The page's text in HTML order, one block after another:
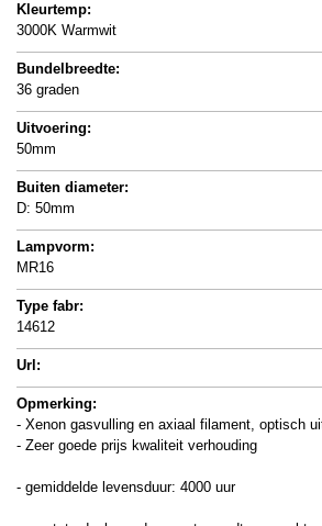
Kleurtemp:
3000K Warmwit
Bundelbreedte:
36 graden
Uitvoering:
50mm
Buiten diameter:
D: 50mm
Lampvorm:
MR16
Type fabr:
14612
Url:
Opmerking:
- Xenon gasvulling en axiaal filament, optisch
- Zeer goede prijs kwaliteit verhouding
- gemiddelde levensduur: 4000 uur